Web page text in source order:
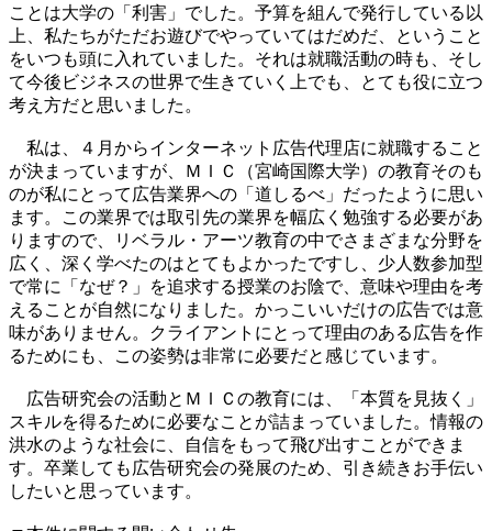
ことは大学の「利害」でした。予算を組んで発行している以
上、私たちがただお遊びでやっていてはだめだ、ということ
をいつも頭に入れていました。それは就職活動の時も、そし
て今後ビジネスの世界で生きていく上でも、とても役に立つ
考え方だと思いました。
私は、４月からインターネット広告代理店に就職すること
が決まっていますが、ＭＩＣ（宮崎国際大学）の教育そのも
のが私にとって広告業界への「道しるべ」だったように思い
ます。この業界では取引先の業界を幅広く勉強する必要があ
りますので、リベラル・アーツ教育の中でさまざまな分野を
広く、深く学べたのはとてもよかったですし、少人数参加型
で常に「なぜ？」を追求する授業のお陰で、意味や理由を考
えることが自然になりました。かっこいいだけの広告では意
味がありません。クライアントにとって理由のある広告を作
るためにも、この姿勢は非常に必要だと感じています。
広告研究会の活動とＭＩＣの教育には、「本質を見抜く」
スキルを得るために必要なことが詰まっていました。情報の
洪水のような社会に、自信をもって飛び出すことができま
す。卒業しても広告研究会の発展のため、引き続きお手伝い
したいと思っています。